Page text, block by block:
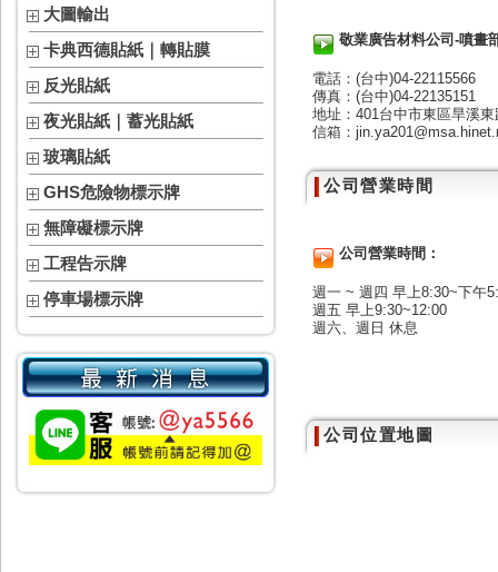
大圖輸出
卡典西德貼紙｜轉貼膜
反光貼紙
夜光貼紙｜蓄光貼紙
玻璃貼紙
GHS危險物標示牌
無障礙標示牌
工程告示牌
停車場標示牌
敬業廣告材料公司-噴畫
電話：(台中)04-22115566
傳真：(台中)04-22135151
地址：401台中市東區旱溪
信箱：
公司營業時間
公司營業時間：
週一 ~ 週四 早上8:30~下午
週五 早上9:30~12:00
週六、週日 休息
公司位置地圖